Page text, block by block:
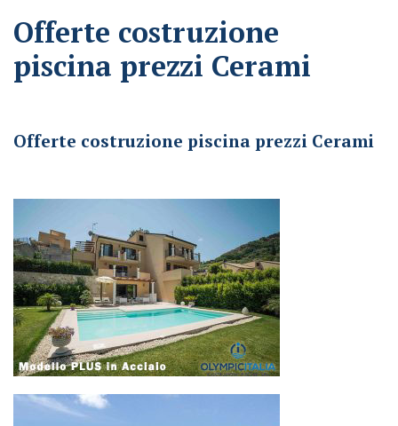
Offerte costruzione
piscina prezzi Cerami
Offerte costruzione piscina prezzi Cerami